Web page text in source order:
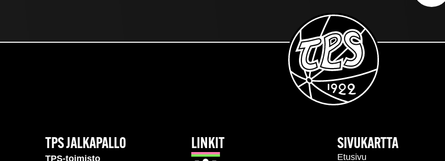
TPS JALKAPALLO
TPS-toimisto
LINKIT SIVUKARTTA
Etusivu